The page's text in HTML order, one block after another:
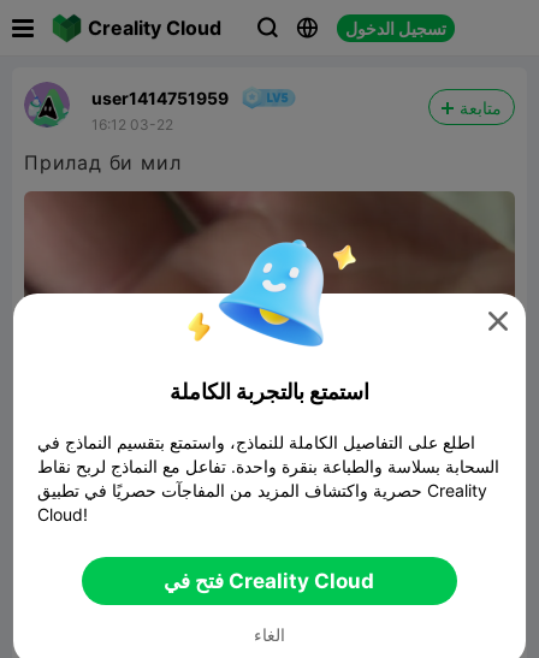
Creality Cloud   تسجيل الدخول
user1414751959
16:12 03-22
متابعة
Прилад би мил

استمتع بالتجربة الكاملة
اطلع على التفاصيل الكاملة للنماذج، واستمتع بتقسيم النماذج في
السحابة بسلاسة والطباعة بنقرة واحدة. تفاعل مع النماذج لربح نقاط
حصرية واكتشاف المزيد من المفاجآت حصريًا في تطبيق Creality
Cloud!
فتح في Creality Cloud
الغاء